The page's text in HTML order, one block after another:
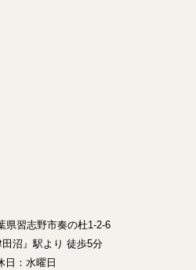
県習志野市奏の杜1-2-6
沼』駅より 徒歩5分
日：水曜日